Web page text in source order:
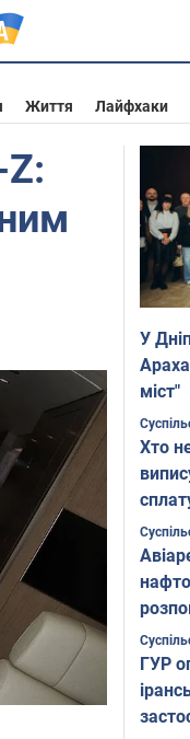
Життя Лайфхаки
У
міст"
Хто
ГУР